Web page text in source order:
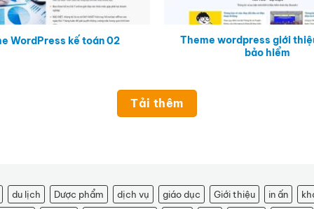
WordPress kế toán 02
Theme wordpress giới
bảo hiểm
Tải thêm
du lịch Dược phẩm dịch vụ giáo dục Giới thiệu in ấn